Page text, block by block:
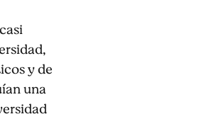
y de
una